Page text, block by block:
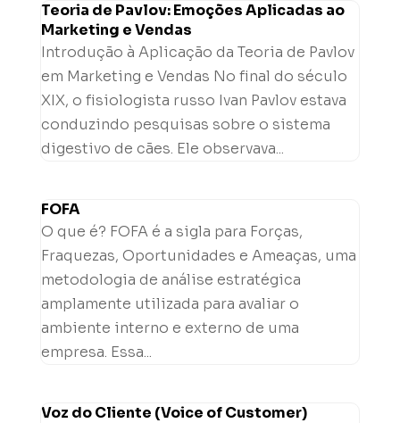
Teoria de Pavlov: Emoções Aplicadas ao
Marketing e Vendas
Introdução à Aplicação da Teoria de Pavlov
em Marketing e Vendas No final do século
XIX, o fisiologista russo Ivan Pavlov estava
conduzindo pesquisas sobre o sistema
digestivo de cães. Ele observava...
FOFA
O que é? FOFA é a sigla para Forças,
Fraquezas, Oportunidades e Ameaças, uma
metodologia de análise estratégica
amplamente utilizada para avaliar o
ambiente interno e externo de uma
empresa. Essa...
Voz do Cliente (Voice of Customer)